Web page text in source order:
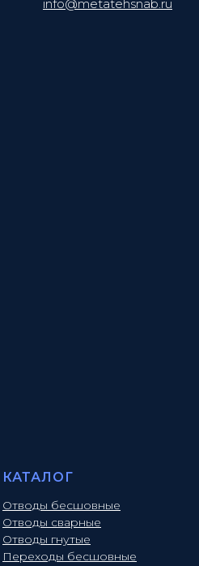
info@metatehsnab.ru
КАТАЛОГ
Отводы бесшовные
Отводы сварные
Отводы гнутые
Переходы бесшовные